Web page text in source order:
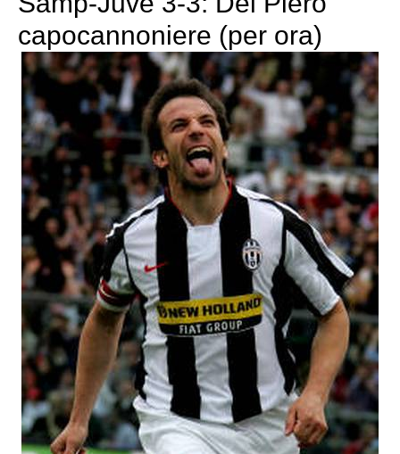
capocannoniere (per ora)